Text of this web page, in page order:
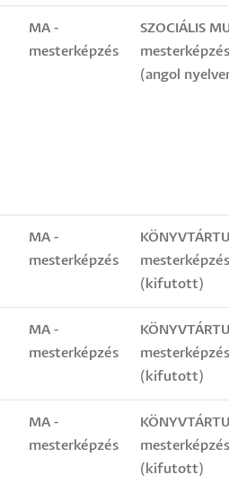
MA -
mesterképzés
SZOCIÁLIS
(angol
MA -
mesterképzés
(kifutott)
MA -
mesterképzés
(kifutott)
MA -
mesterképzés
(kifutott)